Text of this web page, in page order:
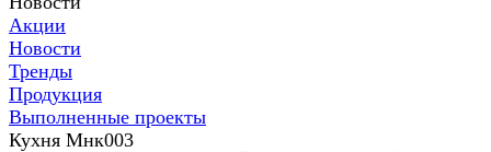
Акции
Новости
Тренды
Продукция
Выполненные проекты
Кухня Мнк003